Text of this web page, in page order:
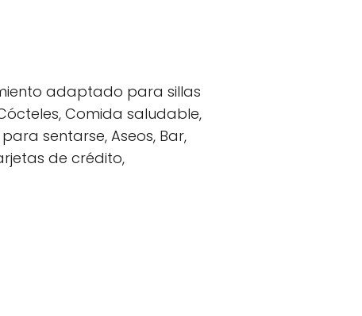
adaptado para sillas
Comida saludable,
sentarse, Aseos, Bar,
de crédito,